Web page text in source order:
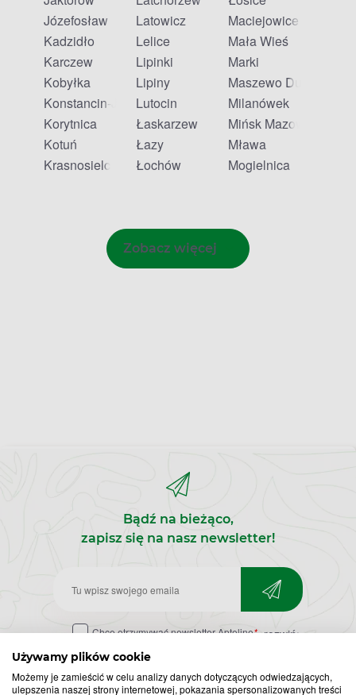
Używamy plików cookie
Możemy je zamieścić w celu analizy danych dotyczących odwiedzających,
ulepszenia naszej strony internetowej, pokazania spersonalizowanych treści
Józefosław
Kadzidło
Karczew
Kobyłka
Konstancin-Jeziorna
Korytnica
Kotuń
Krasnosielc
Latowicz
Lelice
Lipinki
Lipiny
Lutocin
Łaskarzew
Łazy
Łochów
Maciejowice
Mała Wieś
Marki
Maszewo Duże
Milanówek
Mińsk Mazowiecki
Mława
Mogielnica
Zobacz więcej
Bądź na bieżąco,
zapisz się na nasz newsletter!
Zapisz
do
newslettera
Chcę otrzymywać newsletter Apteline* rozwiń>